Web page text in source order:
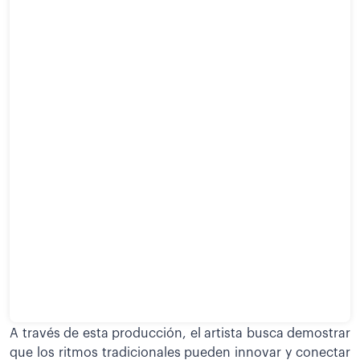
A través de esta producción, el artista busca demostrar
que los ritmos tradicionales pueden innovar y conectar